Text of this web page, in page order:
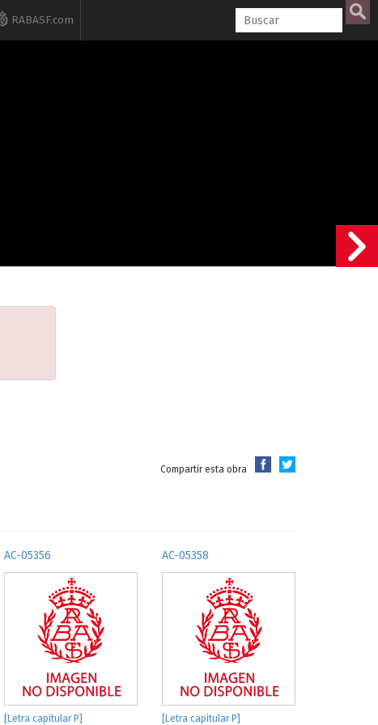
RABASF.com
Compartir esta obra
AC-05356
[Letra capitular P]
AC-05358
[Letra capitular P]